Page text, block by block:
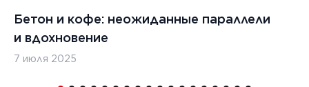
Бетон и кофе: неожиданные параллели
и вдохновение
7 июля 2025